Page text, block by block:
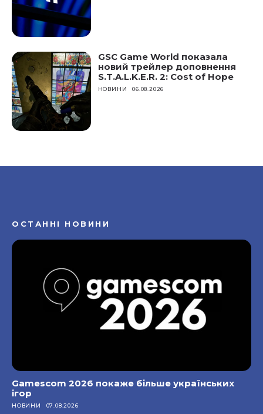
GSC Game World показала
новий трейлер доповнення
S.T.A.L.K.E.R. 2: Cost of Hope
НОВИНИ 06.08.2026
ОСТАННІ НОВИНИ
Gamescom 2026 покаже більше українських
ігор
НОВИНИ 07.08.2026